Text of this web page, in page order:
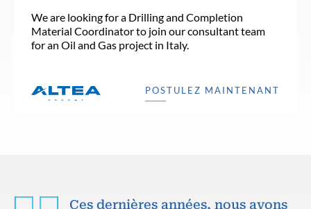
We are looking for a Drilling and Completion
Material Coordinator to join our consultant team
for an Oil and Gas project in Italy.
POSTULEZ MAINTENANT
Ces dernières années, nous avons